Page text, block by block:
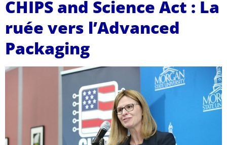
CHIPS and Science Act : La
ruée vers l’Advanced
Packaging